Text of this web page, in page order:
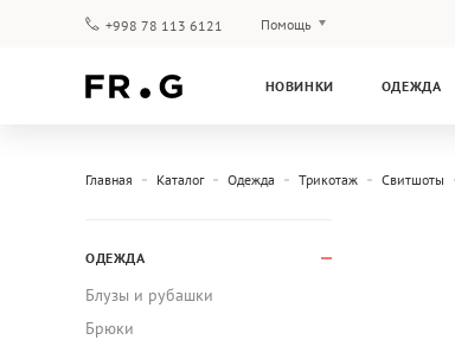
+998 78 113 6121 Помощь
Гарантия
НОВИНКИ ОДЕЖДА
Главная Каталог Одежда Трикотаж Свитшоты
ОДЕЖДА
Блузы и рубашки
Брюки